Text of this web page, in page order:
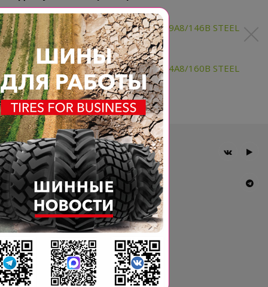
540/65R28 BKT FORESTMAX 149A8/146B STEEL
BELTED TL
650/65R38 BKT FORESTMAX 164A8/160B STEEL
BELTED TL
Главная
Компания
Шины BKT
Новости
Статьи
Контакты
Гарантия